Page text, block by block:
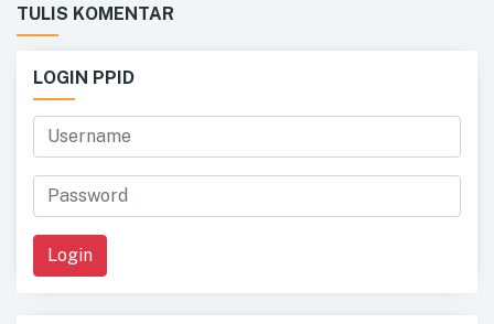
TULIS KOMENTAR
LOGIN PPID
Login